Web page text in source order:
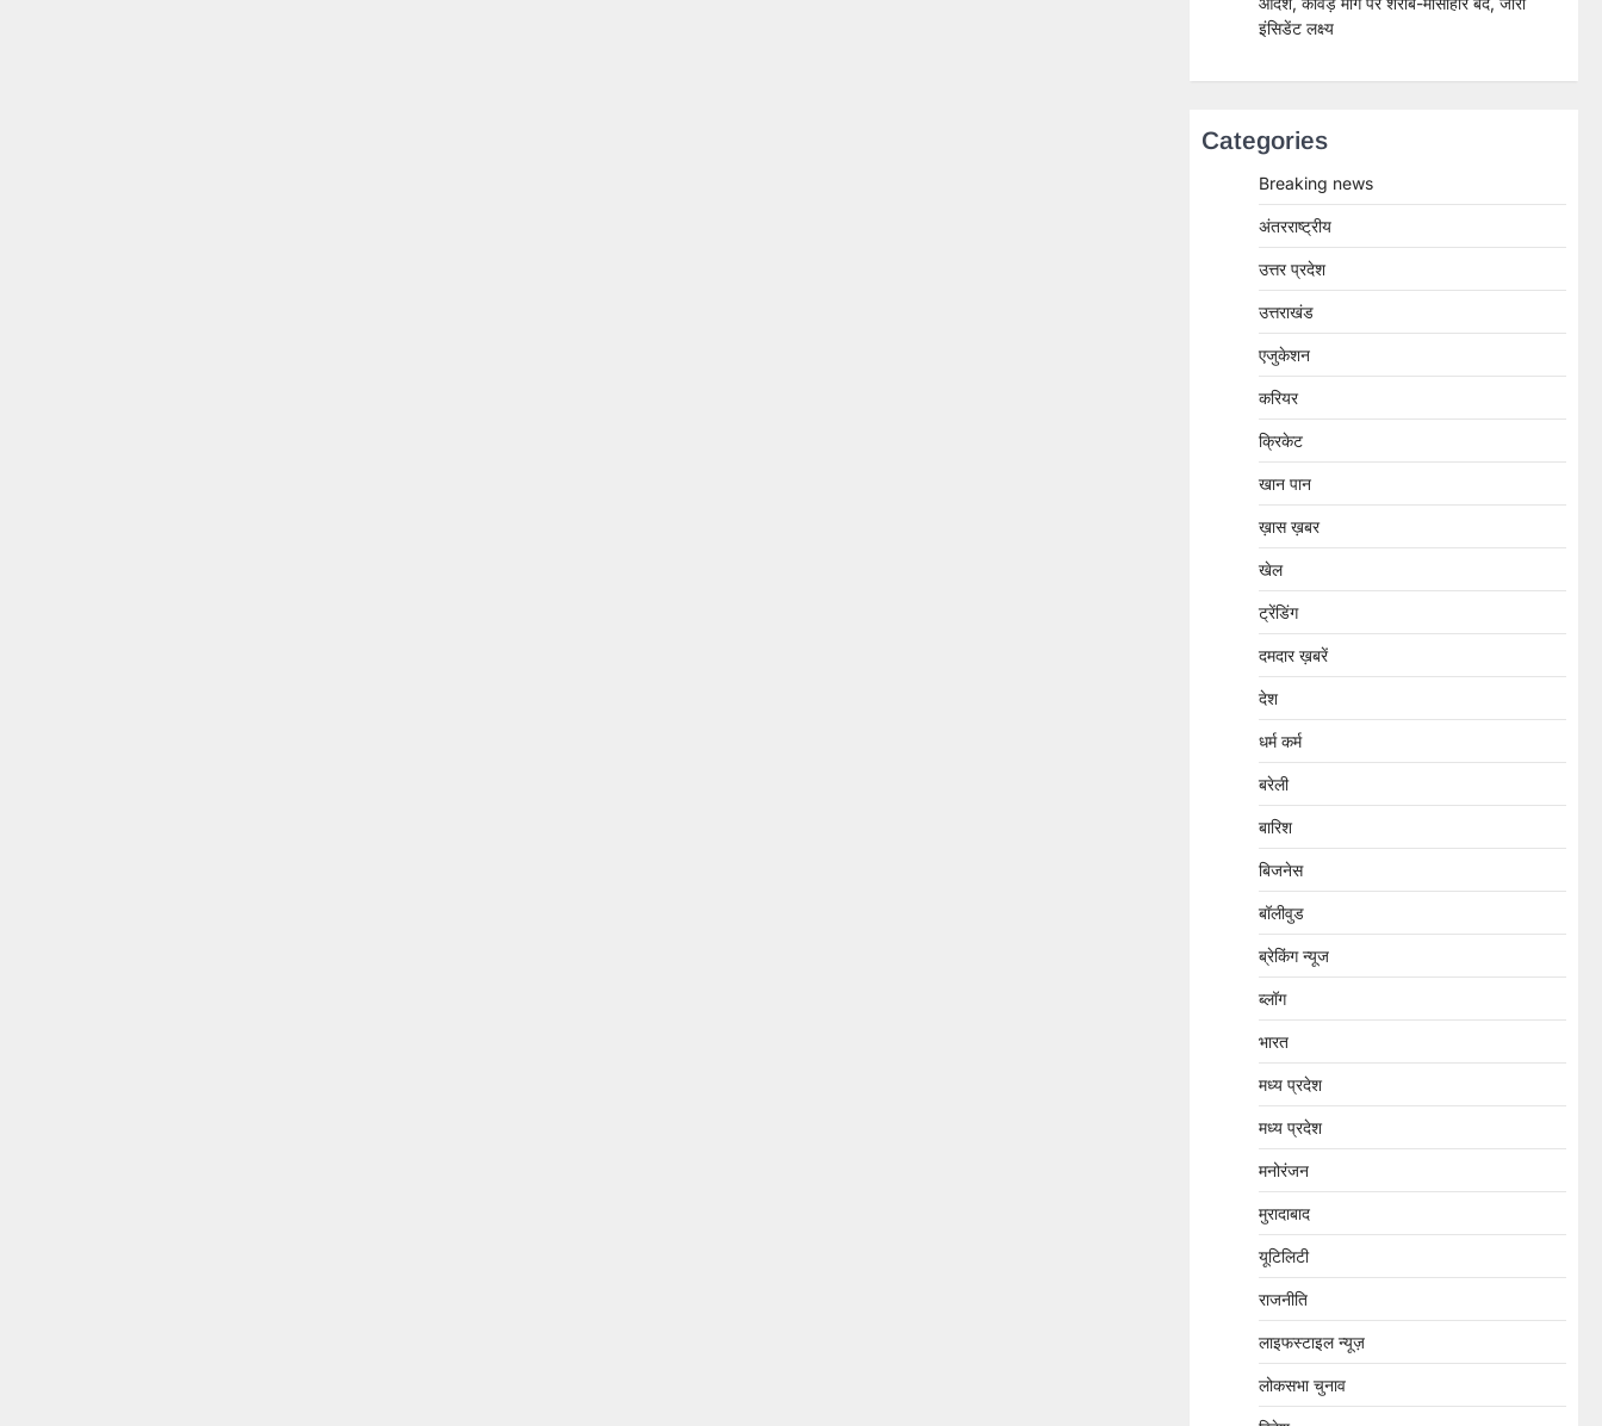
इंसिडेंट लक्ष्य
Categories
Breaking news
अंतरराष्ट्रीय
उत्तर प्रदेश
उत्तराखंड
एजुकेशन
करियर
क्रिकेट
खान पान
ख़ास ख़बर
खेल
ट्रेंडिंग
दमदार ख़बरें
देश
धर्म कर्म
बरेली
बारिश
बिजनेस
बॉलीवुड
ब्रेकिंग न्यूज
ब्लॉग
भारत
मध्य प्रदेश
मध्य प्रदेश
मनोरंजन
मुरादाबाद
यूटिलिटी
राजनीति
लाइफस्टाइल न्यूज़
लोकसभा चुनाव